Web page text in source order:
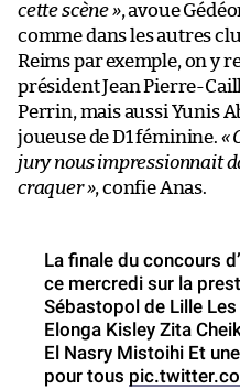
cette scène », avoue
comme dans les autres
Reims par exemple, on y
président Jean Pierre-
Perrin, mais aussi Yunis
joueuse de D1 féminine. «
jury nous impressionnait
craquer », confie Anas.
La finale du concours
ce mercredi sur la
Sébastopol de Lille
Elonga Kisley Zita
El Nasry Mistoihi Et
pour tous